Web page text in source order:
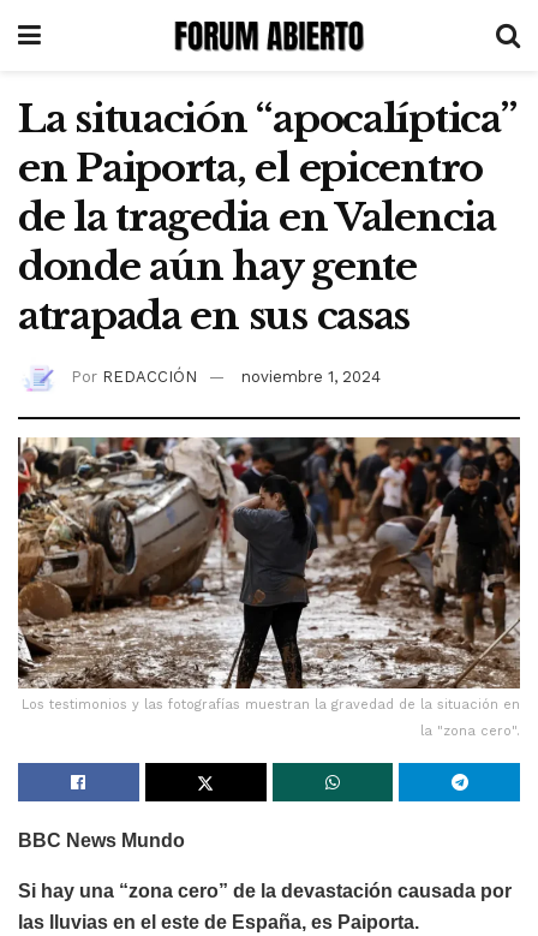
La situación “apocalíptica”
en Paiporta, el epicentro
de la tragedia en Valencia
donde aún hay gente
atrapada en sus casas
Por REDACCIÓN noviembre 1, 2024
Los testimonios y las fotografías muestran la gravedad de la situación en
la "zona cero".
BBC News Mundo
Si hay una “zona cero” de la devastación causada por
las lluvias en el este de España, es Paiporta.